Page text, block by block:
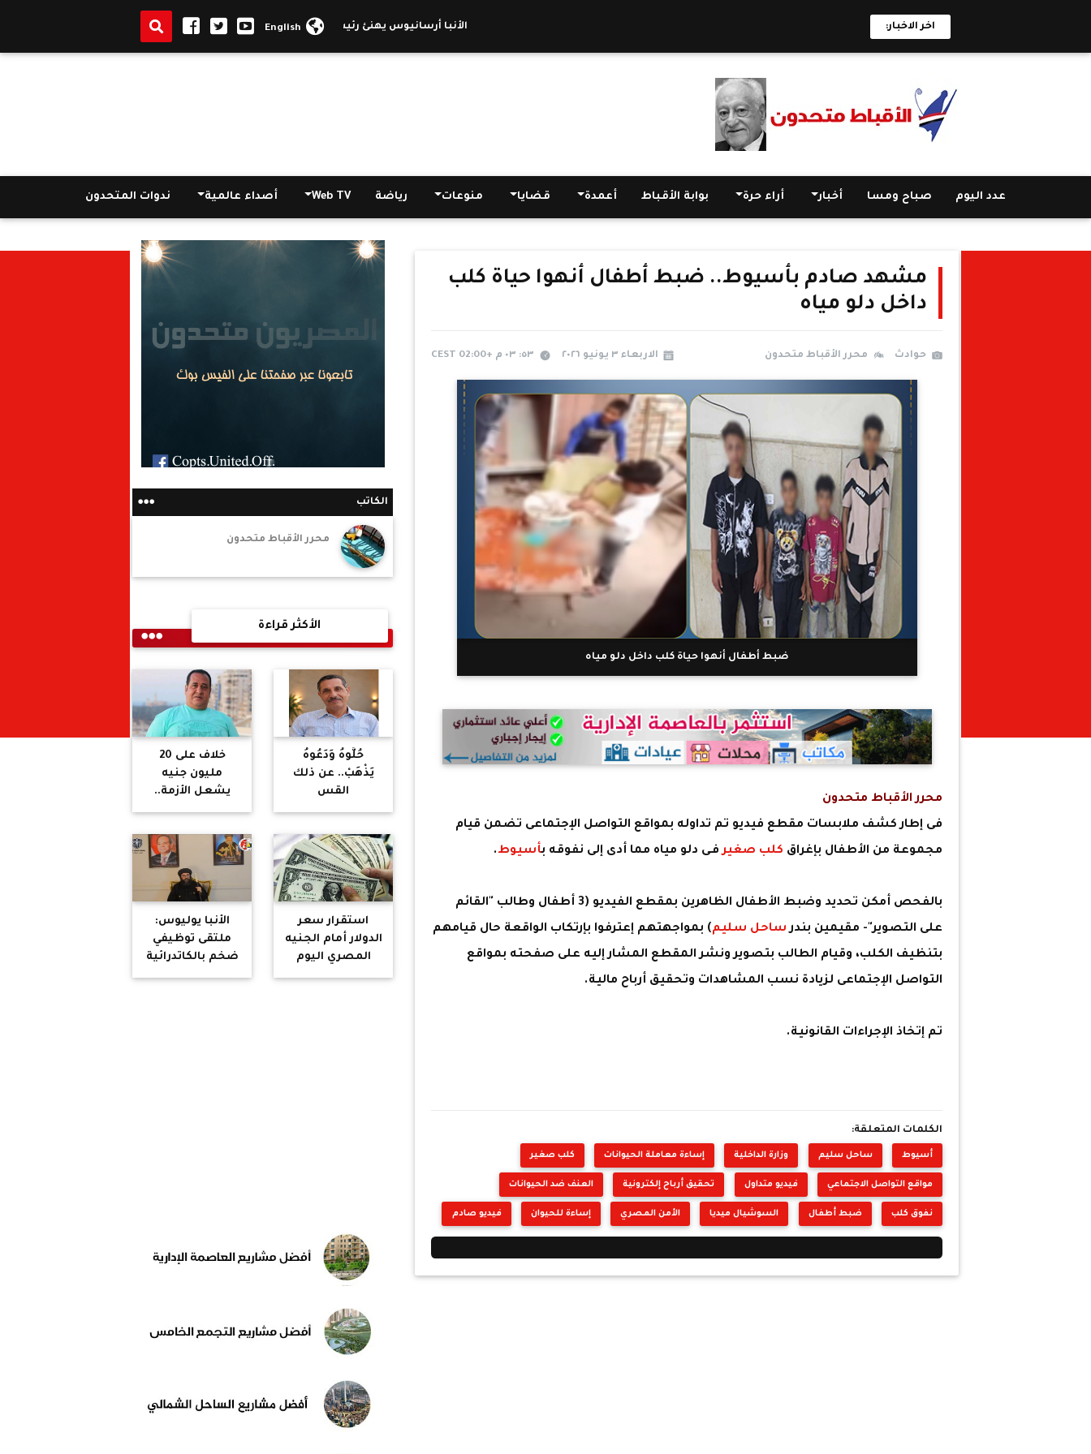
اخر الاخبار: الأنبا أرسانيوس يهنئ رئيس جامعة الوادى الجديد بعيد الأضحى ويشيد بالدور العلمي والوطني
English
عدد اليوم صباح ومسا أخبار أراء حرة بوابة الأقباط أعمدة قضايا منوعات رياضة Web TV أصداء عالمية ندوات المتحدون
مشهد صادم بأسيوط.. ضبط أطفال أنهوا حياة كلب
داخل دلو مياه
حوادث محرر الأقباط متحدون الاربعاء ٣ يونيو ٢٠٢٦ ٥٣: ٠٣ م +02:00 CEST
ضبط أطفال أنهوا حياة كلب داخل دلو مياه
محرر الأقباط متحدون
فى إطار كشف ملابسات مقطع فيديو تم تداوله بمواقع التواصل الإجتماعى تضمن قيام
مجموعة من الأطفال بإغراق كلب صغيرفـى دلو مياه مما أدى إلى نفوقه بأسيوط.
بالفحص أمكن تحديد وضبط الأطفال الظاهرين بمقطع الفيديو (3 أطفال وطالب "القائم
على التصوير"- مقيمين بندرساحل سليم) بمواجهتهم إعترفوا بإرتكاب الواقعة حال قيامهم
بتنظيف الكلب، وقيام الطالب بتصوير ونشر المقطع المشار إليه على صفحته بمواقع
التواصل الإجتماعى لزيادة نسب المشاهدات وتحقيق أرباح مالية.
تم إتخاذ الإجراءات القانونية.
الكلمات المتعلقة:
أسيوط ساحل سليم وزارة الداخلية إساءة معاملة الحيوانات كلب صغير
مواقع التواصل الاجتماعي فيديو متداول تحقيق أرباح إلكترونية العنف ضد الحيوانات
نفوق كلب ضبط أطفال السوشيال ميديا الأمن المصري إساءة للحيوان فيديو صادم
الكاتب
محرر الأقباط متحدون
الأكثر قراءة
حُلُّوهُ وَدَعُوهُ
يَذْهَبْ.. عن ذلك
القس
"البروتستانتي"
خلاف على 20
مليون جنيه
يشعل الأزمة..
القصة الكاملة
نخنوخ وأحمد
الحداد
استقرار سعر
الدولار أمام الجنيه
المصري اليوم
الأنبا يوليوس:
ملتقى توظيفي
ضخم بالكاتدرائية